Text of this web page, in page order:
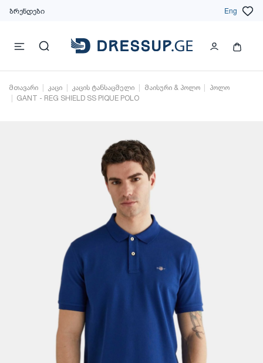
ბრენდები Eng
მთავარი კაცი კაცის ტანსაცმელი მაისური & პოლო
პოლო
GANT - REG SHIELD SS PIQUE POLO